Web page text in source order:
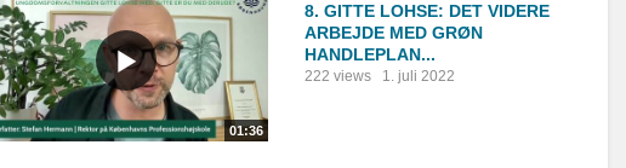
01:36
8. GITTE LOHSE: DET VIDERE
ARBEJDE MED GRØN
HANDLEPLAN...
222 views 1. juli 2022